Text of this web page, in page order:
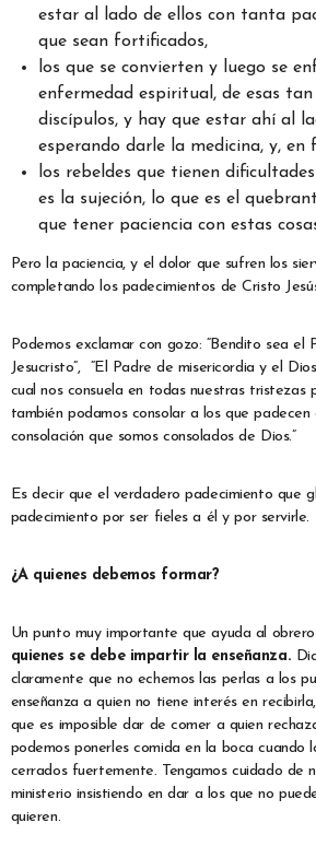
estar al lado de ellos con tanta
que sean fortificados,
los que se convierten y luego se
enfermedad espiritual, de esas tan
discípulos, y hay que estar ahí al
esperando darle la medicina, y, en
los rebeldes que tienen
es la sujeción, lo que es el
que tener paciencia con estas
Pero la paciencia, y el dolor que sufren los
completando los padecimientos de Cristo
Podemos exclamar con gozo: “Bendito sea el
Jesucristo”, “El Padre de misericordia y el
cual nos consuela en todas nuestras tristezas
también podamos consolar a los que
consolación que somos consolados de Dios.”
Es decir que el verdadero padecimiento que
padecimiento por ser fieles a él y por servirle.
¿A quienes debemos formar?
Un punto muy importante que ayuda al obrero
quienes se debe impartir la enseñanza.
claramente que no echemos las perlas a los
enseñanza a quien no tiene interés en
que es imposible dar de comer a quien
podemos ponerles comida en la boca cuando
cerrados fuertemente. Tengamos cuidado de
ministerio insistiendo en dar a los que no
quieren.